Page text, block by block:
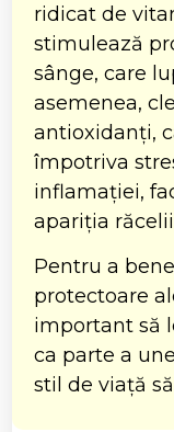
ridicat de
stimulează
sânge, care
asemenea,
antioxidanți,
împotriva
inflamației,
apariția
Pentru a
protectoare
important să
ca parte a
stil de viață